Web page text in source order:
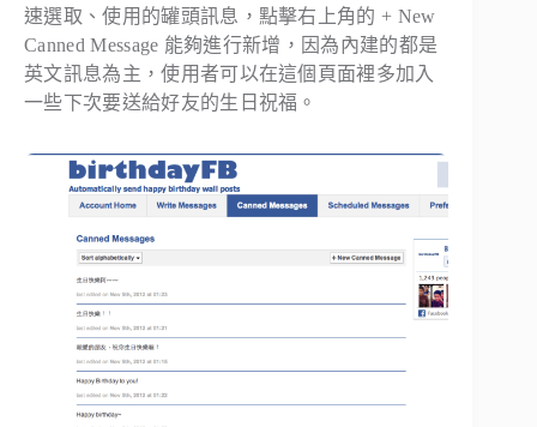
速選取、使用的罐頭訊息，點擊右上角的 + New
Canned Message 能夠進行新增，因為內建的都是
英文訊息為主，使用者可以在這個頁面裡多加入
一些下次要送給好友的生日祝福。